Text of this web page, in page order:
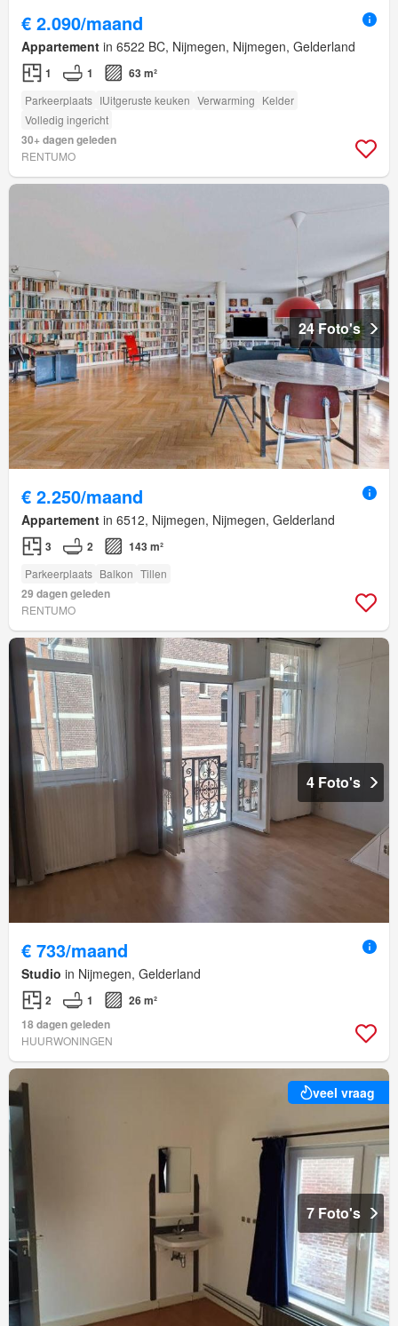
€ 2.090/maand
Appartement in 6522 BC, Nijmegen, Nijmegen, Gelderland
1 1 63 m²
Parkeerplaats IUitgeruste keuken Verwarming Kelder
Volledig ingericht
30+ dagen geleden
RENTUMO
24 Foto's
€ 2.250/maand
Appartement in 6512, Nijmegen, Nijmegen, Gelderland
3 2 143 m²
Parkeerplaats Balkon Tillen
29 dagen geleden
RENTUMO
4 Foto's
€ 733/maand
Studio in Nijmegen, Gelderland
2 1
26 m²
18 dagen geleden
HUURWONINGEN
veel vraag
7 Foto's